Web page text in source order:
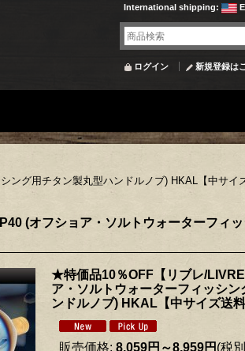
International shipping:
ログイン 新規登録は
グ用チタン製丸型ハンドルノブ) HKAL【中サイ
(オフショア・ソルトウォーターフィ
★特価品10％OFF【リブレ/
ア・ソルトウォーターフィッシ
ンドルノブ) HKAL【中サイズ送料
販売価格: 8,059円～8,959円 (税